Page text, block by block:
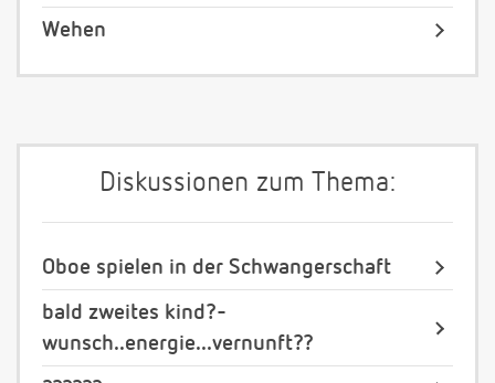
Wehen
Diskussionen zum Thema:
Oboe spielen in der Schwangerschaft
bald zweites kind?-
wunsch..energie...vernunft??